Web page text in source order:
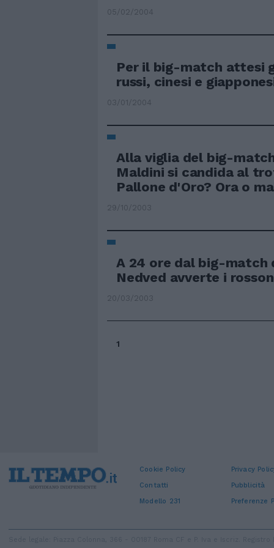
05/02/2004
Per il big-match attesi
russi, cinesi e
03/01/2004
Alla viglia del big-
Maldini si candida al
Pallone d'Oro? Ora o
29/10/2003
A 24 ore dal big-match
Nedved avverte i
20/03/2003
1
Cookie Policy Privacy
Contatti
Pubblicità
Modello 231
Preferenze